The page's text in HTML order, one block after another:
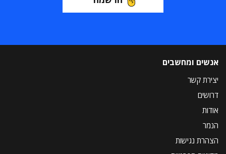
אנשים ומחשבים
יצירת קשר
דרושים
אודות
הנמר
הצהרת נגישות